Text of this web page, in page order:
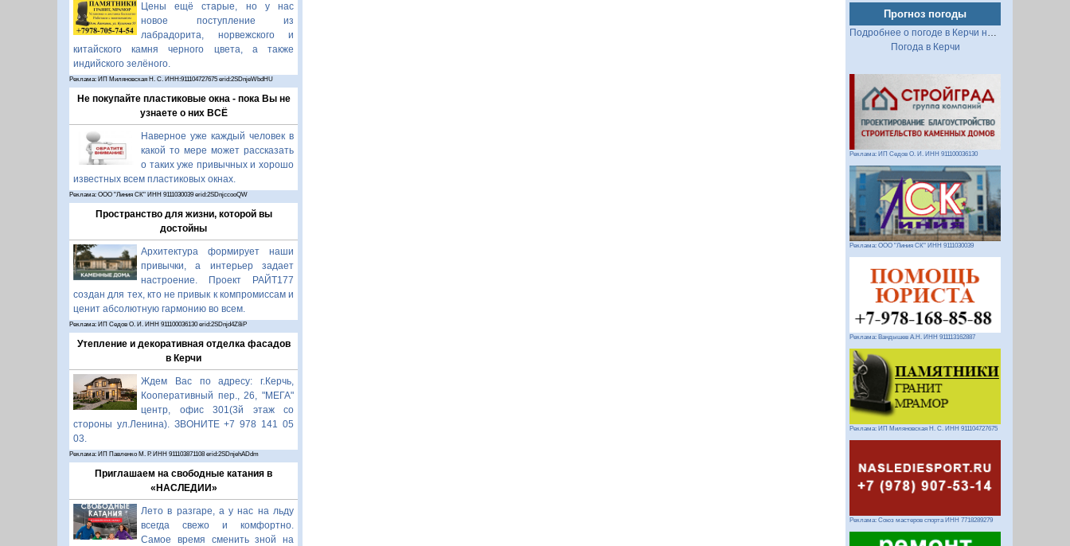
Цены ещё старые, но у нас
новое поступление из
лабрадорита, норвежского и
китайского камня черного цвета, а также
индийского зелёного.
Реклама: ИП Миляновская Н. С. ИНН:911104727675 erid:2SDnjeWbdHU
Не покупайте пластиковые окна - пока Вы не
узнаете о них ВСЁ
Наверное уже каждый человек в
какой то мере может рассказать
о таких уже привычных и хорошо
известных всем пластиковых окнах.
Реклама: ООО "Линия СК" ИНН 9111030039 erid:2SDnjccooQW
Пространство для жизни, которой вы
достойны
Архитектура формирует наши
привычки, а интерьер задает
настроение. Проект РАЙТ177
создан для тех, кто не привык к компромиссам и
ценит абсолютную гармонию во всем.
Реклама: ИП Седов О. И. ИНН 911100036130 erid:2SDnjd4Z8iP
Утепление и декоративная отделка фасадов
в Керчи
Ждем Вас по адресу: г.Керчь,
Кооперативный пер., 26, "МЕГА"
центр, офис 301(3й этаж со
стороны ул.Ленина). ЗВОНИТЕ +7 978 141 05
03.
Реклама: ИП Павленко М. Р. ИНН 911103871108 erid:2SDnjehADdm
Приглашаем на свободные катания в
«НАСЛЕДИИ»
Лето в разгаре, а у нас на льду
всегда свежо и комфортно.
Самое время сменить зной на
Прогноз погоды
Подробнее о погоде в Керчи на 2 недели
Погода в Керчи
Реклама: ИП Седов О. И. ИНН 911100036130
Реклама: ООО "Линия СК" ИНН 9111030039
Реклама: Вандышев А.Н. ИНН 911113162887
Реклама: ИП Миляновская Н. С. ИНН 911104727675
Реклама: Союз мастеров спорта ИНН 7718289279